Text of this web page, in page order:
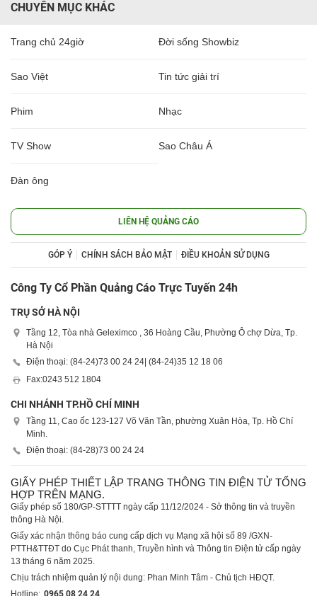
CHUYÊN MỤC KHÁC
Trang chủ 24giờ Đời sống Showbiz
Sao Việt Tin tức giải trí
Phim Nhạc
TV Show Sao Châu Á
Đàn ông
LIÊN HỆ QUẢNG CÁO
GÓP Ý CHÍNH SÁCH BẢO MẬT ĐIỀU KHOẢN SỬ DỤNG
Công Ty Cổ Phần Quảng Cáo Trực Tuyến 24h
TRỤ SỞ HÀ NỘI
Tầng 12, Tòa nhà Geleximco , 36 Hoàng Cầu, Phường Ô chợ Dừa, Tp.
Hà Nội
Điện thoại: (84-24)73 00 24 24 | (84-24)35 12 18 06
Fax:0243 512 1804
CHI NHÁNH TP.HỒ CHÍ MINH
Tầng 11, Cao ốc 123-127 Võ Văn Tần, phường Xuân Hòa, Tp. Hồ Chí
Minh.
Điện thoại: (84-28)73 00 24 24
GIẤY PHÉP THIẾT LẬP TRANG THÔNG TIN ĐIỆN TỬ TỔNG
HỢP TRÊN MẠNG.
Giấy phép số 180/GP-STTTT ngày cấp 11/12/2024 - Sở thông tin và truyền
thông Hà Nội.
Giấy xác nhận thông báo cung cấp dịch vụ Mạng xã hội số 89 /GXN-
PTTH&TTĐT do Cục Phát thanh, Truyền hình và Thông tin Điện tử cấp ngày
13 tháng 6 năm 2025.
Chịu trách nhiệm quản lý nội dung: Phan Minh Tâm - Chủ tịch HĐQT.